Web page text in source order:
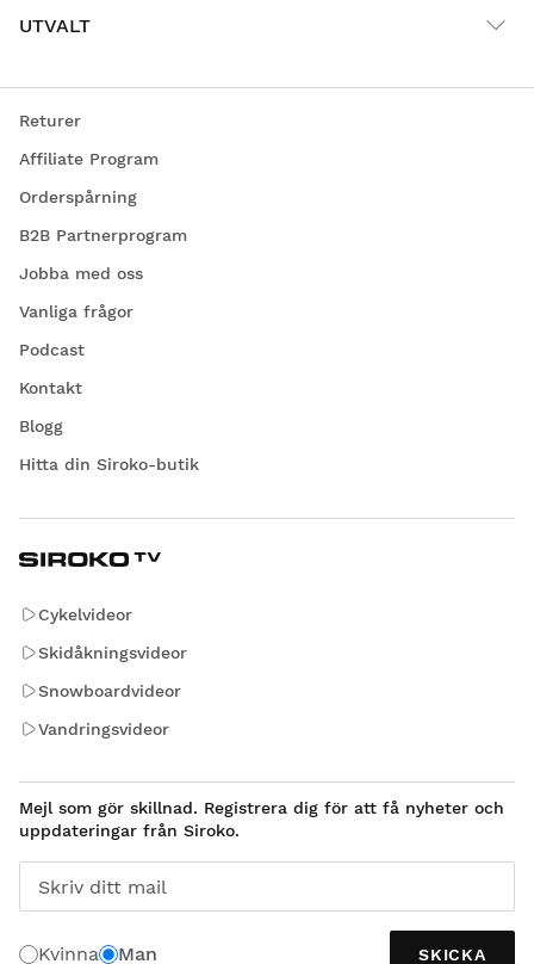
UTVALT
Returer
Affiliate Program
Orderspårning
B2B Partnerprogram
Jobba med oss
Vanliga frågor
Podcast
Kontakt
Blogg
Hitta din Siroko-butik
Cykelvideor
Skidåkningsvideor
Snowboardvideor
Vandringsvideor
Mejl som gör skillnad. Registrera dig för att få nyheter och
uppdateringar från Siroko.
Skriv ditt mail
Kvinna Man SKICKA